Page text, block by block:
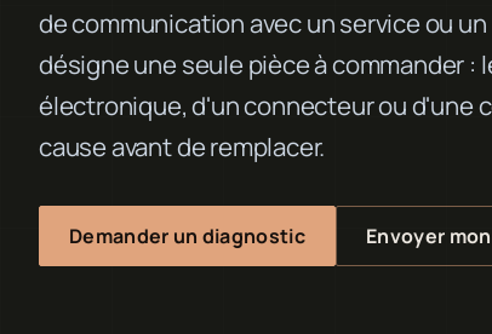
de communication avec un service ou
désigne une seule pièce à commander
électronique, d'un connecteur ou d'une
cause avant de remplacer.
Demander un diagnostic Envoyer